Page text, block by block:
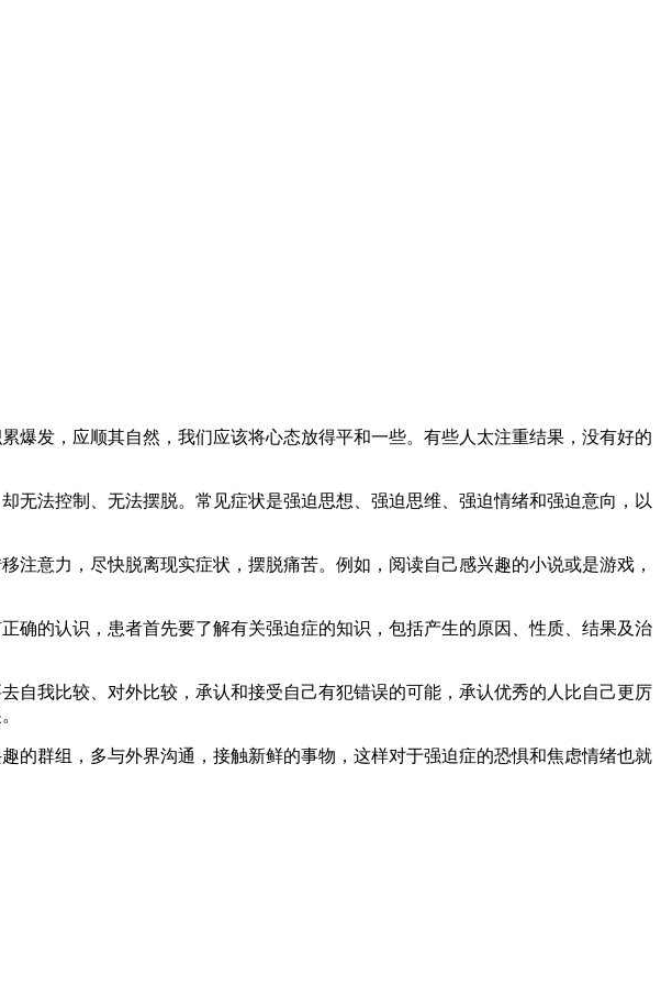
爆发，应顺其自然，我们应该将心态放得平和一些。有些人太注重结果，没有好的
法控制、无法摆脱。常见症状是强迫思想、强迫思维、强迫情绪和强迫意向，以
力，尽快脱离现实症状，摆脱痛苦。例如，阅读自己感兴趣的小说或是游戏，
确的认识，患者首先要了解有关强迫症的知识，包括产生的原因、性质、结果及治
我比较、对外比较，承认和接受自己有犯错误的可能，承认优秀的人比自己更厉
群组，多与外界沟通，接触新鲜的事物，这样对于强迫症的恐惧和焦虑情绪也就